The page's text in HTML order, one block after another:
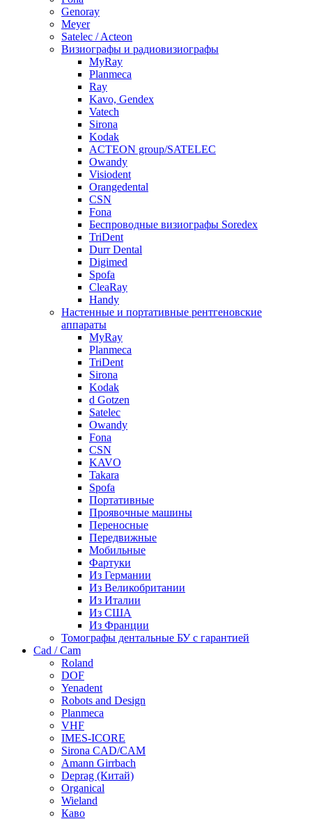
Genoray
Meyer
Satelec / Acteon
Визиографы и радиовизиографы
MyRay
Planmeca
Ray
Kavo, Gendex
Vatech
Sirona
Kodak
ACTEON group/SATELEC
Owandy
Visiodent
Orangedental
CSN
Fona
Беспроводные визиографы Soredex
TriDent
Durr Dental
Digimed
Spofa
CleaRay
Handy
Настенные и портативные рентгеновские
аппараты
MyRay
Planmeca
TriDent
Sirona
Kodak
d Gotzen
Satelec
Owandy
Fona
CSN
KAVO
Takara
Spofa
Портативные
Проявочные машины
Переносные
Передвижные
Мобильные
Фартуки
Из Германии
Из Великобритании
Из Италии
Из США
Из Франции
Томографы дентальные БУ с гарантией
Cad / Cam
Roland
DOF
Yenadent
Robots and Design
Planmeca
VHF
IMES-ICORE
Sirona CAD/CAM
Amann Girrbach
Deprag (Китай)
Organical
Wieland
Каво